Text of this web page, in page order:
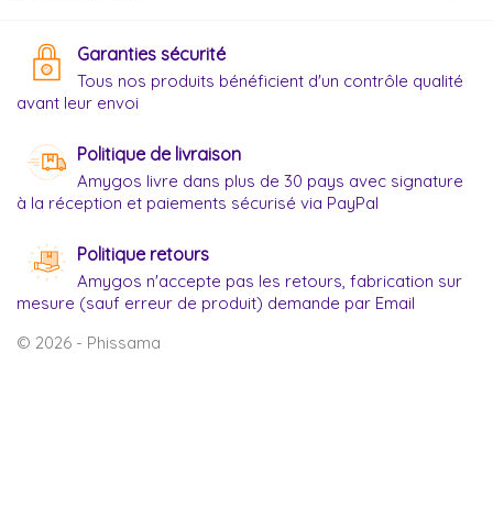
Garanties sécurité
Tous nos produits bénéficient d'un contrôle qualité
avant leur envoi
Politique de livraison
Amygos livre dans plus de 30 pays avec signature
à la réception et paiements sécurisé via PayPal
Politique retours
Amygos n'accepte pas les retours, fabrication sur
mesure (sauf erreur de produit) demande par Email
© 2026 - Phissama